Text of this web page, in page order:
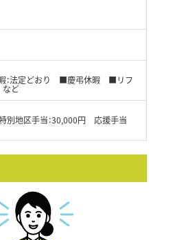
暇：法定どおり ■慶弔休暇 ■リフ
ど
地区手当：30,000円 応援手当